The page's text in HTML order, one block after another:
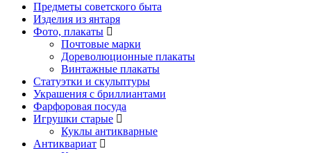
Предметы советского быта
Изделия из янтаря
Фото, плакаты
Почтовые марки
Дореволюционные плакаты
Винтажные плакаты
Статуэтки и скульптуры
Украшения с бриллиантами
Фарфоровая посуда
Игрушки старые
Куклы антикварные
Антиквариат